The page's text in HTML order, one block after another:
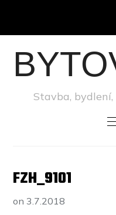
Stavba,
FZH_9101
on3.7.2018